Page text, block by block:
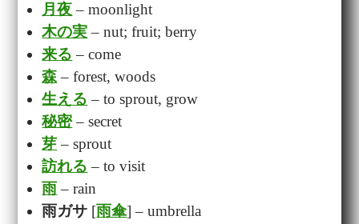
月夜– moonlight
木の実– nut; fruit; berry
来る – come
森– forest, woods
生える – to sprout, grow
秘密– secret
芽– sprout
訪れる – to visit
雨– rain
雨ガサ [雨傘] – umbrella